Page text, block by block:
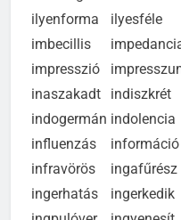
illetőségű
illuminált
ilyenforma
ilyesféle
imbecillis
impedancia
impresszió
impresszum
inaszakadt
indiszkrét
indogermán
indolencia
influenzás
információ
infravörös
ingafűrész
ingerhatás
ingerkedik